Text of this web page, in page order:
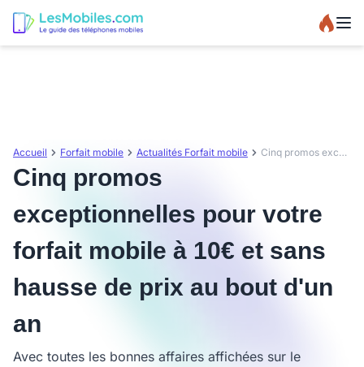
Accueil Forfait mobile Actualités Forfait mobile Cinq promos exceptionnelles pour votre forfait mobile à 10€ et sans hausse de prix au bout d'un an
Cinq promos
exceptionnelles pour votre
forfait mobile à 10€ et sans
hausse de prix au bout d'un
an
Avec toutes les bonnes affaires affichées sur le